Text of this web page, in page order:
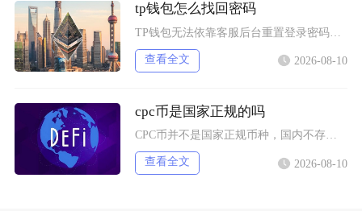
tp钱包怎么找回密码
查看全文 2026-08-10
cpc币是国家正规的吗
CPC币并不是国家正规币种，国内不存在官方发行、认可的CPC数字货币，任何宣传CPC币属于
查看全文 2026-08-10